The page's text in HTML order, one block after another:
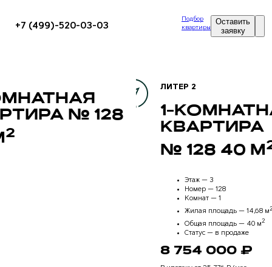
+7 (499)-520-03-03
Подбор
квартиры
Оставить
заявку
№ 128
2
ЛИТЕР 2
1-
КВАРТИРА
№ 128 40 М
Этаж — 3
Номер — 128
Комнат — 1
Жилая площадь — 14,68 м
Общая площадь — 40 м2
Статус — в продаже
8 754 000 ₽